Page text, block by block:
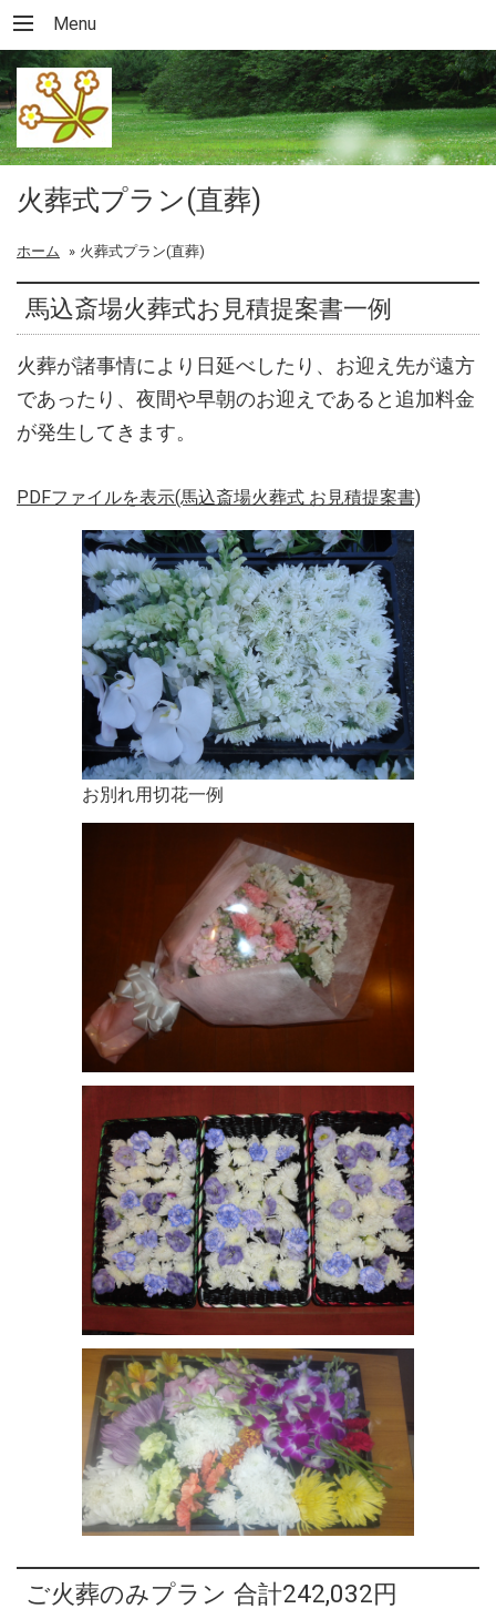
Menu
火葬式プラン(直葬)
ホーム » 火葬式プラン(直葬)
馬込斎場火葬式お見積提案書一例
火葬が諸事情により日延べしたり、お迎え先が遠方
であったり、夜間や早朝のお迎えであると追加料金
が発生してきます。
PDFファイルを表示(馬込斎場火葬式 お見積提案書)
お別れ用切花一例
ご火葬のみプラン 合計242,032円